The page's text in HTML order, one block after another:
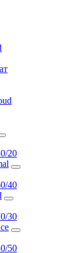
20
40
30
50